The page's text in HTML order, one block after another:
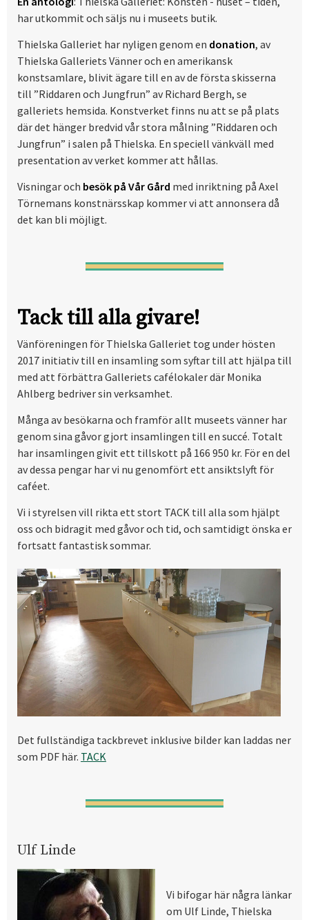
har utkommit och säljs nu i museets butik.
Thielska Galleriet har nyligen genom en donation, av
Thielska Galleriets Vänner och en amerikansk
konstsamlare, blivit ägare till en av de första skisserna
till ”Riddaren och Jungfrun” av Richard Bergh, se
galleriets hemsida. Konstverket finns nu att se på plats
där det hänger bredvid vår stora målning ”Riddaren och
Jungfrun” i salen på Thielska. En speciell vänkväll med
presentation av verket kommer att hållas.
Visningar och besök på Vår Gård med inriktning på Axel
Törnemans konstnärsskap kommer vi att annonsera då
det kan bli möjligt.
Tack till alla givare!
Vänföreningen för Thielska Galleriet tog under hösten
2017 initiativ till en insamling som syftar till att hjälpa till
med att förbättra Galleriets cafélokaler där Monika
Ahlberg bedriver sin verksamhet.
Många av besökarna och framför allt museets vänner har
genom sina gåvor gjort insamlingen till en succé. Totalt
har insamlingen givit ett tillskott på 166 950 kr. För en del
av dessa pengar har vi nu genomfört ett ansiktslyft för
caféet.
Vi i styrelsen vill rikta ett stort TACK till alla som hjälpt
oss och bidragit med gåvor och tid, och samtidigt önska er
fortsatt fantastisk sommar.
Det fullständiga tackbrevet inklusive bilder kan laddas ner
som PDF här. TACK
Ulf Linde
Vi bifogar här några länkar
om Ulf Linde, Thielska